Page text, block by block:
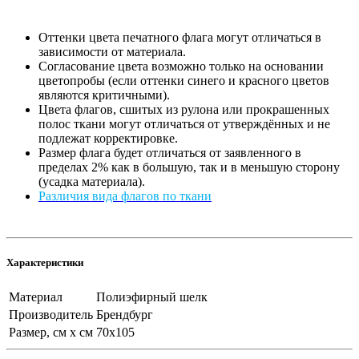
Оттенки цвета печатного флага могут отличаться в
зависимости от материала.
Согласование цвета возможно только на основании
цветопробы (если оттенки синего и красного цветов
являются критичными).
Цвета флагов, сшитых из рулона или прокрашенных
полос ткани могут отличаться от утверждённых и не
подлежат корректировке.
Размер флага будет отличаться от заявленного в
пределах 2% как в большую, так и в меньшую сторону
(усадка материала).
Различия вида флагов по ткани
Характеристики
Материал
Полиэфирный шелк
Производитель Брендбург
Размер, см х см 70х105